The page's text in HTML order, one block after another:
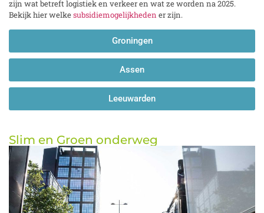
zijn wat betreft logistiek en verkeer en wat ze worden na 2025.
Bekijk hier welkesubsidiemogelijkheden er zijn.
Groningen
Assen
Leeuwarden
Slim en Groen onderweg